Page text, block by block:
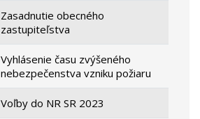
Zasadnutie obecného
zastupiteľstva
Vyhlásenie času zvýšeného
nebezpečenstva vzniku požiaru
Voľby do NR SR 2023